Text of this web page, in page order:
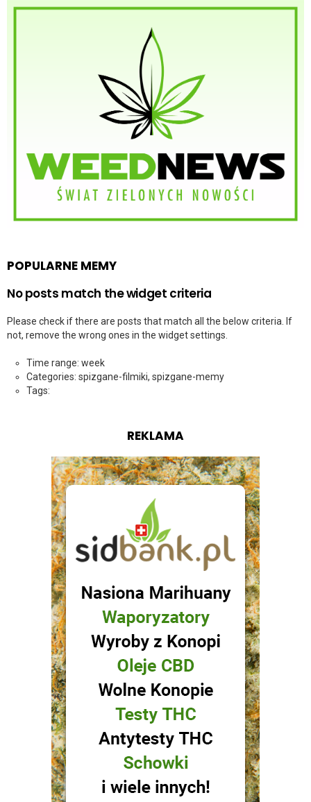
POPULARNE MEMY
No posts match the widget criteria
Please check if there are posts that match all the below criteria. If
not, remove the wrong ones in the widget settings.
Time range: week
Categories: spizgane-filmiki, spizgane-memy
Tags:
REKLAMA